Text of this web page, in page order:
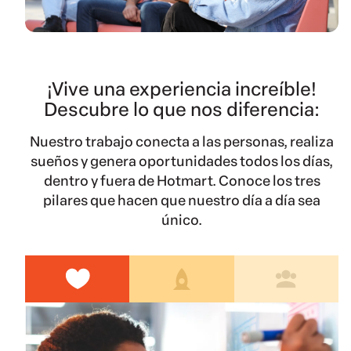
Belo Horizonte, Brasil
Belo Horizonte, Brasil
Sr. Account Manager | Customer Success
Belo Horizonte, Brasil
Consultor(a) de Onboarding I
Closer | Commercial Consultant
Talent Pool - Customer Success
¡Vive una experiencia increíble!
Descubre lo que nos diferencia:
Nuestro trabajo conecta a las personas, realiza
sueños y genera oportunidades todos los días,
dentro y fuera de Hotmart. Conoce los tres
pilares que hacen que nuestro día a día sea
único.